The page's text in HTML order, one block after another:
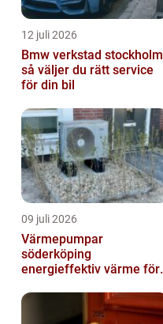
12 juli 2026
Bmw verkstad stockholm
så väljer du rätt service
för din bil
09 juli 2026
Värmepumpar
söderköping
energieffektiv värme för